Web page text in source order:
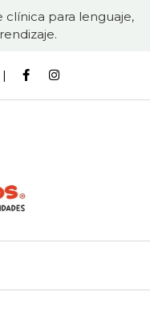
clínica para lenguaje,